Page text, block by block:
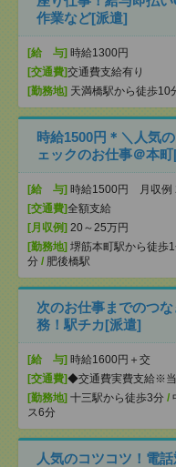
作業など[派遣]
[給 与] 時給1300円
[交通費]交通費支給有り
[勤務地] 天満橋駅から徒歩10
時給1500円＊＼人気
ェックのお仕事＠本
[給 与] 時給1500円 月収例
[交通費]全額支給
[月収例] 20～25万円
[勤務地] 堺筋本町駅から徒歩
分 / 肥後橋駅
次のお仕事までのつ
務！駅チカ[派遣]
[給 与] 時給1600円＋交
[交通費]◆交通費実費支給※当
[勤務地] 十三駅から徒歩3分 /
ス6分
人気のコツコツ！電